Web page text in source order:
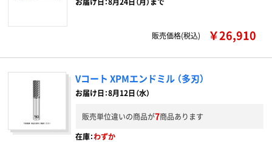
販売価格(税込) ￥26,910
Vコート XPMエンドミル （多刃）
お届け日：8月12日（水）
販売単位違いの商品が7商品あります
在庫：わずか